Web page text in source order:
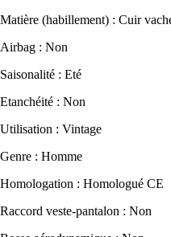
Matière (habillement) : Cuir
Airbag : Non
Saisonalité : Eté
Etanchéité : Non
Utilisation : Vintage
Genre : Homme
Homologation : Homologué CE
Raccord veste-pantalon : Non